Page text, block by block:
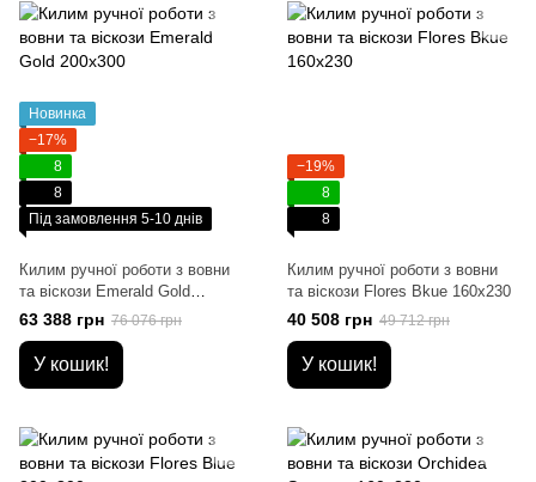
Новинка
−17%
8
8
Під замовлення 5-10 днів
Килим ручної роботи з вовни
та віскози Emerald Gold
200x300
63 388 грн 76 076 грн
У кошик!
−19%
8
8
Килим ручної роботи з вовни
та віскози Flores Bkue 160x230
40 508 грн 49 712 грн
У кошик!